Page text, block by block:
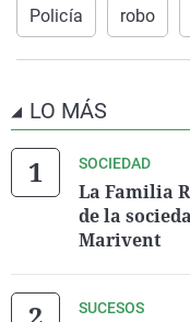
Policía robo
LO MÁS
SOCIEDAD
La Familia
de la
Marivent
SUCESOS